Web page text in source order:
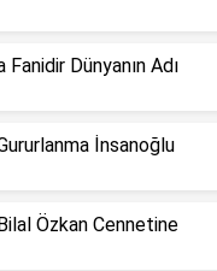
Dünyanın Adı
İnsanoğlu
Özkan Cennetine